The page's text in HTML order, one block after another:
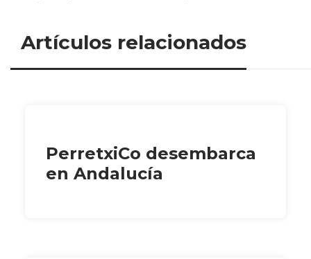
Artículos relacionados
PerretxiCo desembarca
en Andalucía